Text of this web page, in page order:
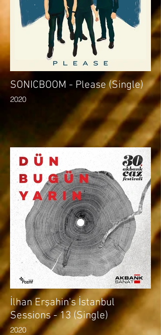
SONICBOOM - Please (Single)
2020
İlhan Erşahin's İstanbul
Sessions - 13 (Single)
2020